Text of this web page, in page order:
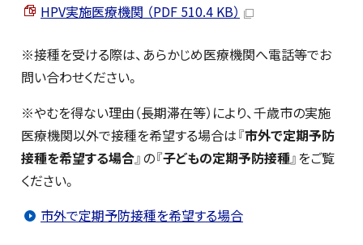
HPV実施医療機関 （PDF 510.4 KB）
※接種を受ける際は、あらかじめ医療機関へ電話等でお
問い合わせください。
※やむを得ない理由（長期滞在等）により、千歳市の実施
医療機関以外で接種を希望する場合は『市外で定期予防
接種を希望する場合』の『子どもの定期予防接種』をご覧
ください。
市外で定期予防接種を希望する場合